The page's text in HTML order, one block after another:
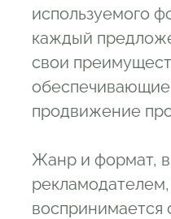
используемого
каждый
свои
обеспечивающие
продвижение
Жанр и формат,
воспринимается